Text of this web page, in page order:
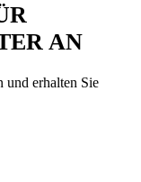
AN
und erhalten Sie